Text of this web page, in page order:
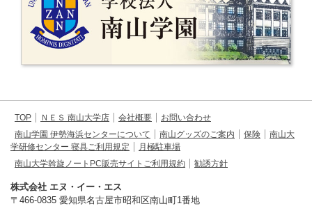
TOP ＮＥＳ 南山大学店 会社概要
お問い合わせ
南山学園 伊勢海浜センターについて
南山グッズのご案内 保険
南山大
学研修センター 寝具ご利用規定
月極駐車場
南山大学斡旋ノートPC販売サイトご利用規約
勧誘方針
株式会社 エヌ・イー・エス
〒466-0835 愛知県名古屋市昭和区南山町1番地